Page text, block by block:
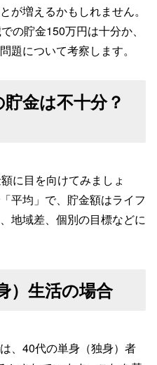
が増えるかもしれません。
の貯金150万円は十分か、
題について考察します。
金は不十分？
に目を向けてみましょ
平均」で、貯金額はライフ
地域差、個別の目標などに
）生活の場合
、40代の単身（独身）者